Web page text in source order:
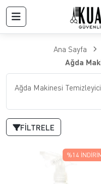
Ana Sayfa
Ağda
Ağda Makinesi Temizleyici
FILTRELE
%14